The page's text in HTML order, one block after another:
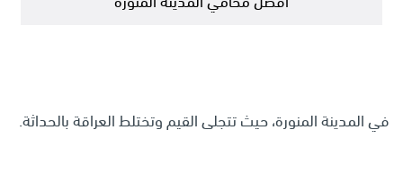
في المدينة المنورة، حيث تتجلى القيم وتختلط العراقة بالحداثة.